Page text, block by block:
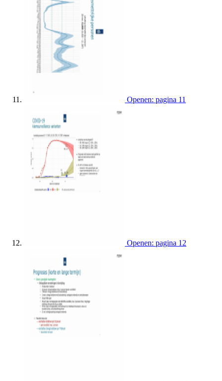
Openen: pagina 11
Openen: pagina 12